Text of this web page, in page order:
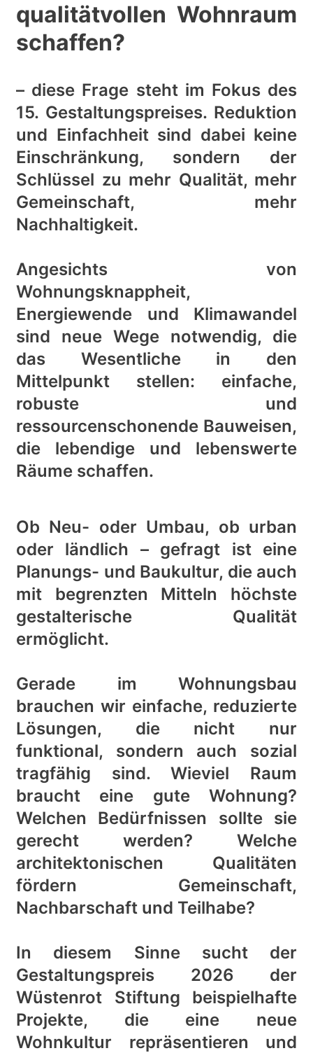
qualitätvollen Wohnraum
schaffen?
– diese Frage steht im Fokus des
15. Gestaltungspreises. Reduktion
und Einfachheit sind dabei keine
Einschränkung, sondern der
Schlüssel zu mehr Qualität, mehr
Gemeinschaft, mehr
Nachhaltigkeit.
Angesichts von
Wohnungsknappheit,
Energiewende und Klimawandel
sind neue Wege notwendig, die
das Wesentliche in den
Mittelpunkt stellen: einfache,
robuste und
ressourcenschonende Bauweisen,
die lebendige und lebenswerte
Räume schaffen.
Ob Neu- oder Umbau, ob urban
oder ländlich – gefragt ist eine
Planungs- und Baukultur, die auch
mit begrenzten Mitteln höchste
gestalterische Qualität
ermöglicht.
Gerade im Wohnungsbau
brauchen wir einfache, reduzierte
Lösungen, die nicht nur
funktional, sondern auch sozial
tragfähig sind. Wieviel Raum
braucht eine gute Wohnung?
Welchen Bedürfnissen sollte sie
gerecht werden? Welche
architektonischen Qualitäten
fördern Gemeinschaft,
Nachbarschaft und Teilhabe?
In diesem Sinne sucht der
Gestaltungspreis 2026 der
Wüstenrot Stiftung beispielhafte
Projekte, die eine neue
Wohnkultur repräsentieren und